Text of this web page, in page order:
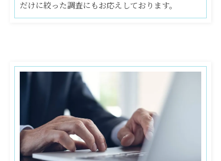
だけに絞った調査にもお応えしております。